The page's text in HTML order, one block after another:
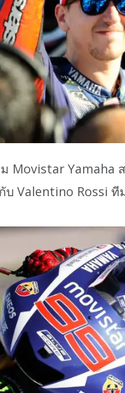
Movistar Yamaha
บ Valentino Rossi